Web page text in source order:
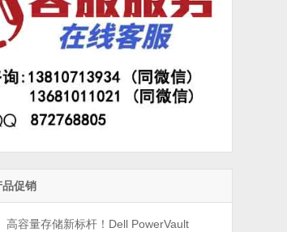
促销
高容量存储新标杆！Dell PowerVault